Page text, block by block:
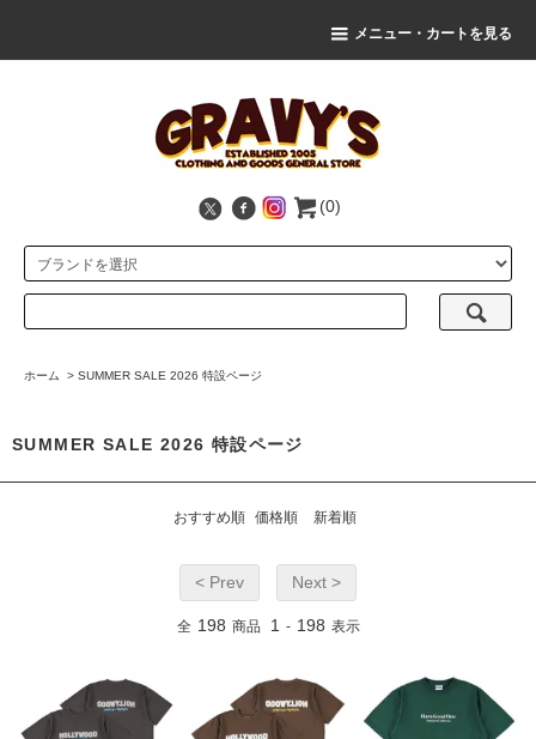
メニュー・カートを見る
(0)
ホーム > SUMMER SALE 2026 特設ページ
SUMMER SALE 2026 特設ページ
おすすめ順 価格順 新着順
< Prev Next >
全 198 商品 1 - 198 表示